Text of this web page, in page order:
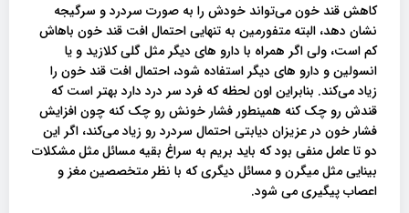
کاهش قند خون می‌تواند خودش را به صورت سردرد و سرگیجه
نشان دهد، البته متفورمین به تنهایی احتمال افت قند خون باهاش
کم است، ولی اگر همراه با دارو‌‌ های دیگر مثل گلی کلازید و یا
انسولین و دارو های دیگر استفاده شود، احتمال افت قند خون را
زیاد می‌کند. بنابراین اون لحظه که فرد سر درد دارد بهتر است که
قندش رو چک کنه همینطور فشار خونش رو چک کنه چون افزایش
فشار خون در عزیزان دیابتی احتمال سردرد رو زیاد می‌کند، اگر این
دو تا عامل منفی بود که باید بریم به سراغ بقیه مسائل مثل مشکلات
بینایی مثل میگرن و مسائل دیگری که با نظر متخصصین مغز و
اعصاب پیگیری می شود.